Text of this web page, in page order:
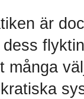
är
många